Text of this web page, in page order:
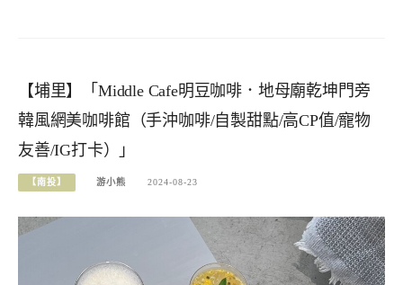
【埔里】「Middle Cafe明豆咖啡．地母廟乾坤門旁
韓風網美咖啡館（手沖咖啡/自製甜點/高CP值/寵物
友善/IG打卡）」
【南投】 游小熊 2024-08-23